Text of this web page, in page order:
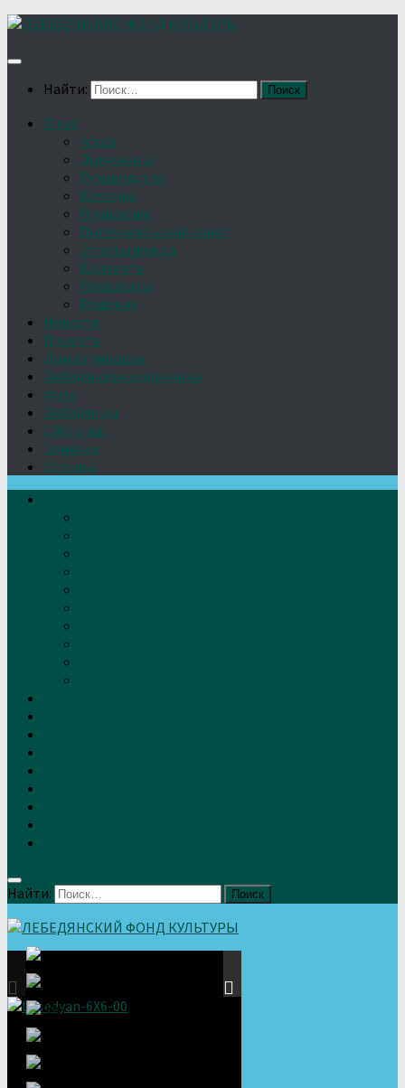
Найти:
О нас
Устав
Документы
Руководство
Команда
Правление
Попечительский совет
Отчёты фонда
Контакты
Реквизиты
Решение
Новости
Проекты
Дом Игумновых
Лебедянские художники
Фото
Лебедянцы
СМИ о нас
Земляки
Отзывы
Найти: